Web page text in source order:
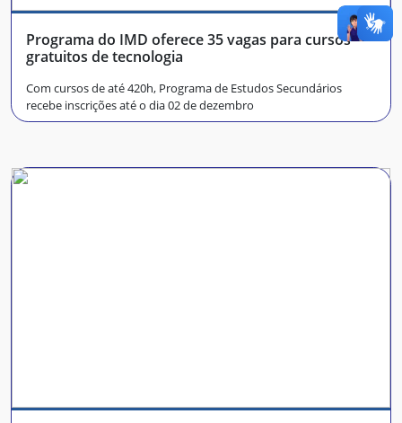
Programa do IMD oferece 35 vagas para cursos
gratuitos de tecnologia
Com cursos de até 420h, Programa de Estudos Secundários
recebe inscrições até o dia 02 de dezembro